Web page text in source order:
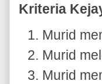
Kriteria
Murid
Murid
Murid